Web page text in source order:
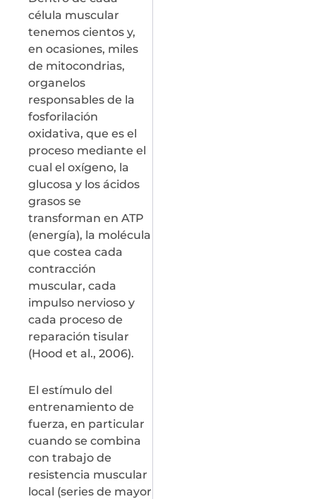
célula muscular
tenemos cientos y,
en ocasiones, miles
de mitocondrias,
organelos
responsables de la
fosforilación
oxidativa, que es el
proceso mediante el
cual el oxígeno, la
glucosa y los ácidos
grasos se
transforman en ATP
(energía), la molécula
que costea cada
contracción
muscular, cada
impulso nervioso y
cada proceso de
reparación tisular
(Hood et al., 2006).
El estímulo del
entrenamiento de
fuerza, en particular
cuando se combina
con trabajo de
resistencia muscular
local (series de mayor